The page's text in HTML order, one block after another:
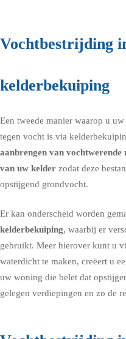
Vochtbestrijding
kelderbekuiping
Een tweede manier waarop u
tegen vocht is via
aanbrengen van
van uw kelder zodat deze
opstijgend grondvocht.
Er kan onderscheid worden
kelderbekuiping, waarbij er
gebruikt. Meer hierover kunt u
waterdicht te maken, creëert u
uw woning die belet dat
gelegen verdiepingen en zo de